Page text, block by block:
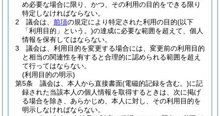
め必要な場合に限り、かつ、その利用の目的をできる限り
特定しなければならない。
2
議会は、 前項の規定により特定された利用の目的(以下
「利用目的」という。)の達成に必要な範囲を超えて、個人
情報を保有してはならない。
3
議会は、利用目的を変更する場合には、変更前の利用目的
と相当の関連性を有すると合理的に認められる範囲を超え
て行ってはならない。
(利用目的の明示)
第5条
議会は、本人から直接書面(電磁的記録を含む。)に記
録された当該本人の個人情報を取得するときは、次に掲げ
る場合を除き、あらかじめ、本人に対し、その利用目的を
明示しなければならない。